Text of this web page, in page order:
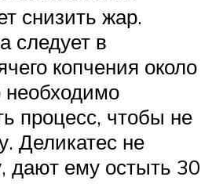
снизить жар.
следует в
копчения около
необходимо
процесс, чтобы не
Деликатес не
дают ему остыть 30